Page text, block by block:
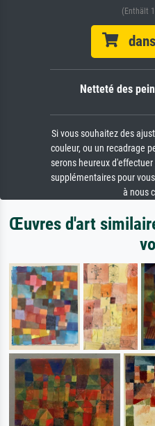
(Enthält
dans
Netteté des
Si vous souhaitez des
couleur, ou un recadrage
serons heureux
supplémentaires pour
à nous
Œuvres d'art